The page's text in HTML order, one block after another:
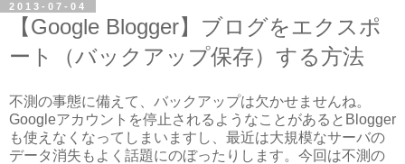
2013-07-04
【Google Blogger】ブログをエクスポ
ート（バックアップ保存）する方法
不測の事態に備えて、バックアップは欠かせませんね。
Googleアカウントを停止されるようなことがあるとBlogger
も使えなくなってしまいますし、最近は大規模なサーバの
データ消失もよく話題にのぼったりします。今回は不測の